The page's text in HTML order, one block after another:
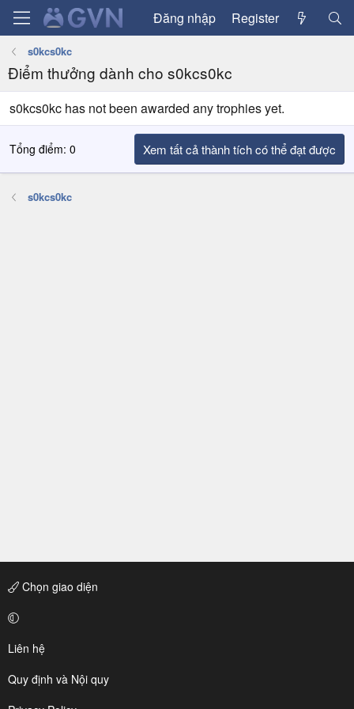
Đăng nhập Register
s0kcs0kc
Điểm thưởng dành cho s0kcs0kc
s0kcs0kc has not been awarded any trophies yet.
Tổng điểm: 0 Xem tất cả thành tích có thể đạt được
s0kcs0kc
Chọn giao diện
Liên hệ
Quy định và Nội quy